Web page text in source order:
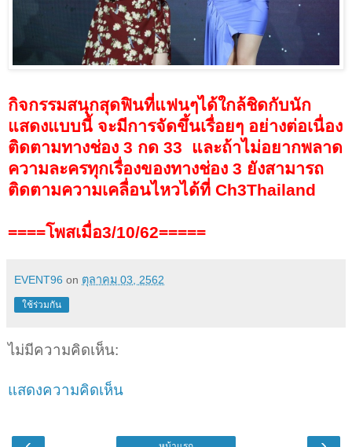
กิจกรรมสนุกสุดฟินที่แฟนๆได้ใกล้ชิดกับนัก
แสดงแบบนี้ จะมีการจัดขึ้นเรื่อยๆ อย่างต่อเนื่อง
ติดตามทางช่อง 3 กด 33 และถ้าไม่อยากพลาด
ความละครทุกเรื่องของทางช่อง 3 ยังสามารถ
ติดตามความเคลื่อนไหวได้ที่ Ch3Thailand
====โพสเมื่อ3/10/62=====
EVENT96 on ตุลาคม 03, 2562
ใช้ร่วมกัน
ไม่มีความคิดเห็น:
แสดงความคิดเห็น